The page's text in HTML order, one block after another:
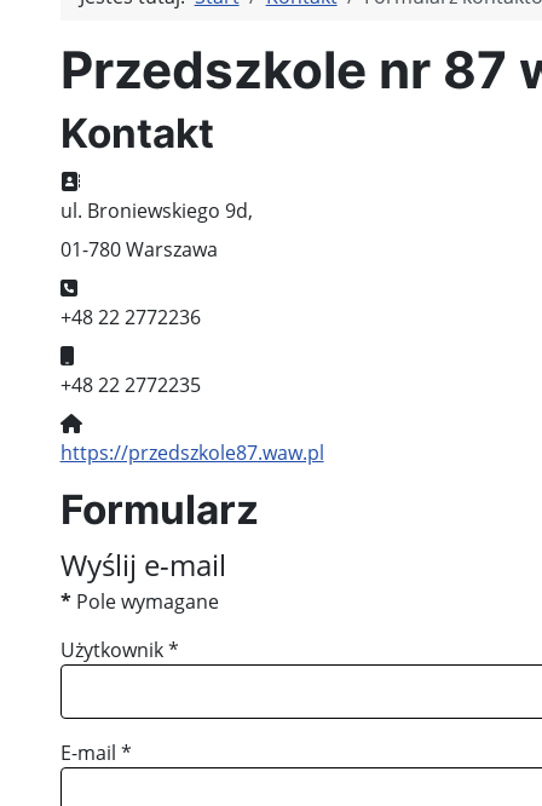
Przedszkole nr 87
Kontakt
Adres:
ul. Broniewskiego 9d,
01-780 Warszawa
Telefon:
+48 22 2772236
Telefon komórkowy:
+48 22 2772235
Witryna:
https://przedszkole87.waw.pl
Formularz
Wyślij e-mail
*Pole wymagane
Użytkownik*
E-mail *